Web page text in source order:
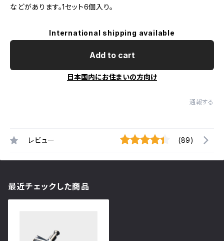
などがあります。1セット6個入り。
International shipping available
Add to cart
日本国内にお住まいの方向け
通報する
レビュー (89)
最近チェックした商品